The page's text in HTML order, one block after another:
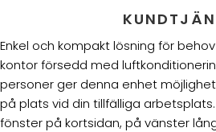
Enkel och kompakt lösning för
kontor försedd med
personer ger denna enhet
på plats vid din tillfälliga
fönster på kortsidan, på vänster